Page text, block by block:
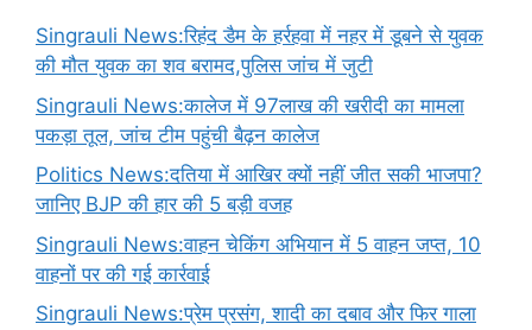
Singrauli News:रिहंद डैम के हर्रहवा में नहर में डूबने से युवक
की मौत युवक का शव बरामद,पुलिस जांच में जुटी
Singrauli News:कालेज में 97लाख की खरीदी का मामला
पकड़ा तूल, जांच टीम पहुंची बैढ़न कालेज
Politics News:दतिया में आखिर क्यों नहीं जीत सकी भाजपा?
जानिए BJP की हार की 5 बड़ी वजह
Singrauli News:वाहन चेकिंग अभियान में 5 वाहन जप्त, 10
वाहनों पर की गई कार्रवाई
Singrauli News:प्रेम प्रसंग, शादी का दबाव और फिर गाला